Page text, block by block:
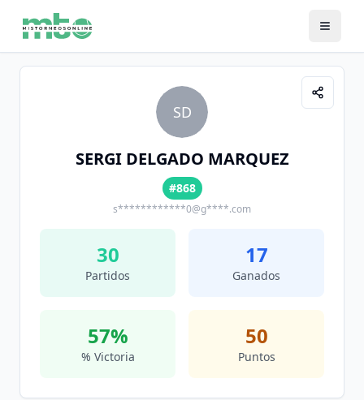
SD
SERGI DELGADO MARQUEZ
#868
s************0@g****.com
30
Partidos
17
Ganados
57%
% Victoria
50
Puntos